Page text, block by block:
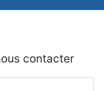
contacter